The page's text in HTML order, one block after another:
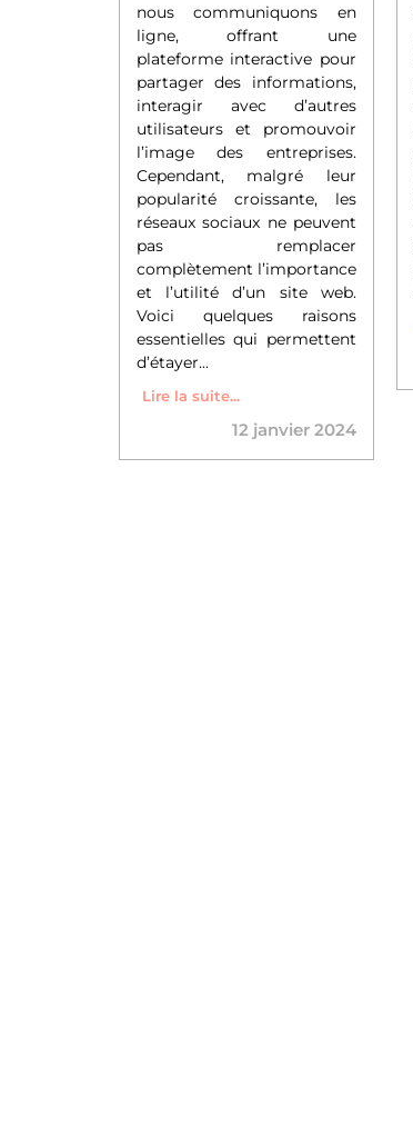
nous communiquons en
ligne, offrant une
plateforme interactive pour
partager des informations,
interagir avec d’autres
utilisateurs et promouvoir
l’image des entreprises.
Cependant, malgré leur
popularité croissante, les
réseaux sociaux ne peuvent
pas remplacer
complètement l’importance
et l’utilité d’un site web.
Voici quelques raisons
essentielles qui permettent
d’étayer...
Lire la suite...
12 janvier 2024